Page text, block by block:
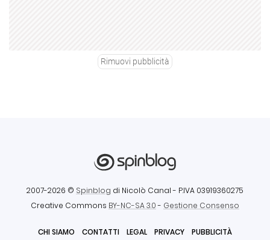
Rimuovi pubblicità
2007-2026 © Spinblog di Nicolò Canal - P.IVA 03919360275
Creative Commons BY-NC-SA 3.0- Gestione Consenso
CHI SIAMO CONTATTI LEGAL PRIVACY PUBBLICITÀ